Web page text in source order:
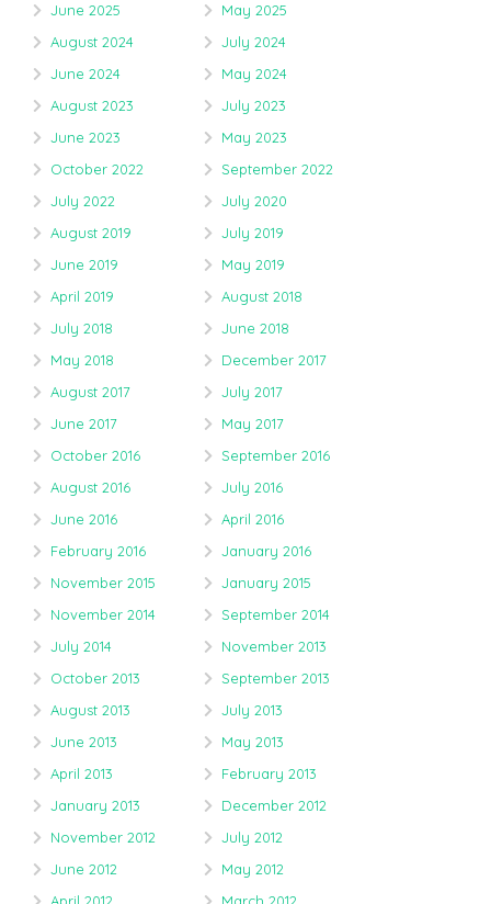
June 2025
May 2025
August 2024
July 2024
June 2024
May 2024
August 2023
July 2023
June 2023
May 2023
October 2022
September 2022
July 2022
July 2020
August 2019
July 2019
June 2019
May 2019
April 2019
August 2018
July 2018
June 2018
May 2018
December 2017
August 2017
July 2017
June 2017
May 2017
October 2016
September 2016
August 2016
July 2016
June 2016
April 2016
February 2016
January 2016
November 2015
January 2015
November 2014
September 2014
July 2014
November 2013
October 2013
September 2013
August 2013
July 2013
June 2013
May 2013
April 2013
February 2013
January 2013
December 2012
November 2012
July 2012
June 2012
May 2012